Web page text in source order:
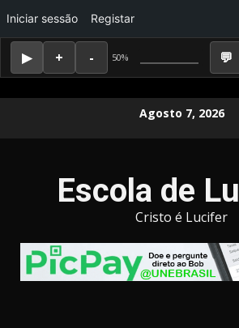
50%
Iniciar sessão Registar
Agosto 7, 2026
Escola de
Cristo é Lucifer